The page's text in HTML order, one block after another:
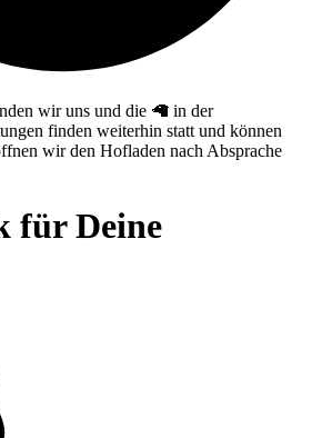
wir uns und die 🦙 in der
finden weiterhin statt und können
wir den Hofladen nach Absprache
für Deine